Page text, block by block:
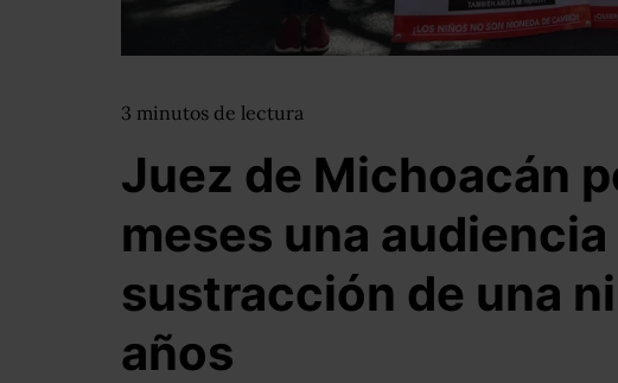
3 minutos de lectura
Juez de Michoacán
meses una audiencia
sustracción de una
años